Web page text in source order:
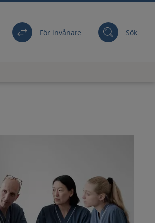
För invånare Sök